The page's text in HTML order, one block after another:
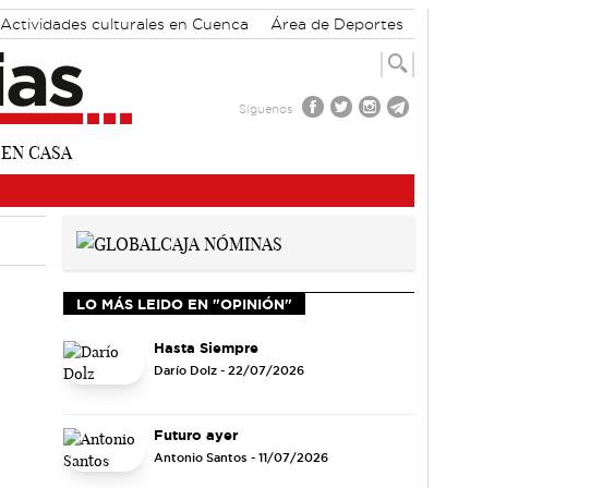
Actividades culturales en Cuenca
Área de Deportes
Síguenos
LO MÁS LEIDO EN "OPINIÓN"
Hasta Siempre
Darío Dolz- 22/07/2026
Futuro ayer
Antonio Santos - 11/07/2026